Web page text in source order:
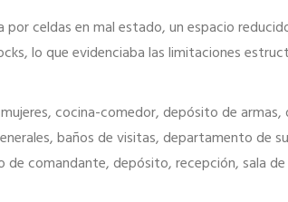
celdas en mal estado, un espacio
lo que evidenciaba las limitaciones
cocina-comedor, depósito de
baños de visitas, departamento de
comandante, depósito, recepción, sala